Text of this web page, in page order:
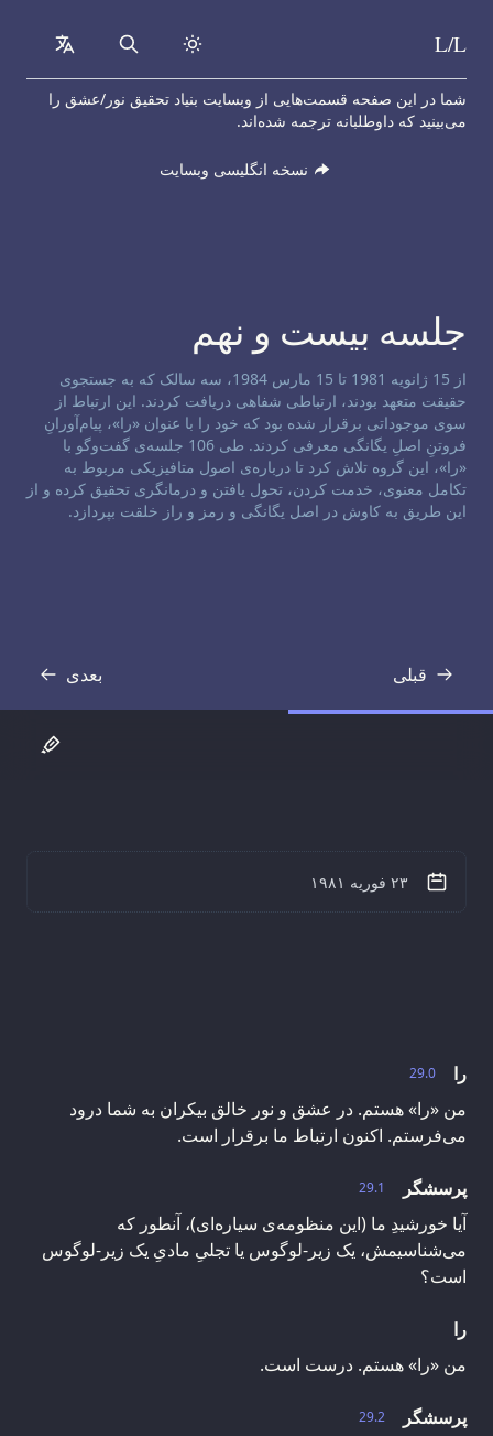
Skip to content
L/L
Search
شما در این صفحه قسمت‌هایی از وبسایت بنیاد تحقیق نور/عشق را
می‌بینید که داوطلبانه ترجمه شده‌اند.
نسخه انگلیسی وبسایت
جلسه بیست و نهم
سلب مسئولیت کانال:
از 15 ژانویه 1981 تا 15 مارس 1984، سه سالک که به جستجوی
حقیقت متعهد بودند، ارتباطی شفاهی دریافت کردند. این ارتباط از
سوی موجوداتی برقرار شده بود که خود را با عنوان «را»، پیام‌آورانِ
فروتنِ اصلِ یگانگی معرفی کردند. طی 106 جلسه‌ی گفت‌و‌گو با
«را»، این گروه تلاش کرد تا درباره‌ی اصول متافیزیکی مربوط به
تکامل معنوی، خدمت کردن، تحول یافتن و درمانگری تحقیق کرده و از
این طریق به کاوش در اصل یگانگی و رمز و راز خلقت بپردازد.
قبلی
رونوشت بعدی
رونوشت
29.0
را
من «را» هستم. در عشق و نور خالق بیکران به شما درود
می‌فرستم. اکنون ارتباط ما برقرار است.
29.1
پرسشگر
آیا خورشیدِ ما (این منظومه‌ی سیاره‌ای)، آنطور که
می‌شناسیمش، یک زیر-لوگوس یا تجلیِ مادیِ یک زیر-لوگوس
است؟
را
من «را» هستم. درست است.
29.2
پرسشگر
۲۳ فوریه ۱۹۸۱